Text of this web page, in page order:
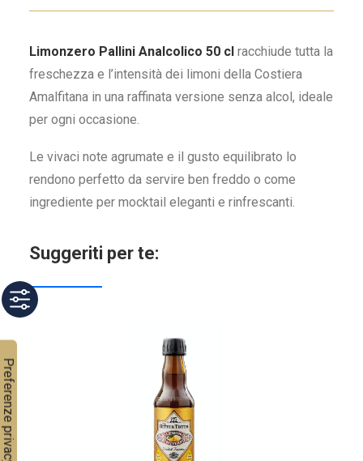
Limonzero Pallini Analcolico 50 cl racchiude tutta la
freschezza e l’intensità dei limoni della Costiera
Amalfitana in una raffinata versione senza alcol, ideale
per ogni occasione.
Le vivaci note agrumate e il gusto equilibrato lo
rendono perfetto da servire ben freddo o come
ingrediente per mocktail eleganti e rinfrescanti.
Suggeriti per te: